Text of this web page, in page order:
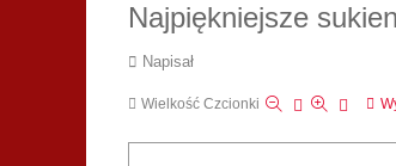
Najpiękniejsze
Napisał
Wielkość Czcionki